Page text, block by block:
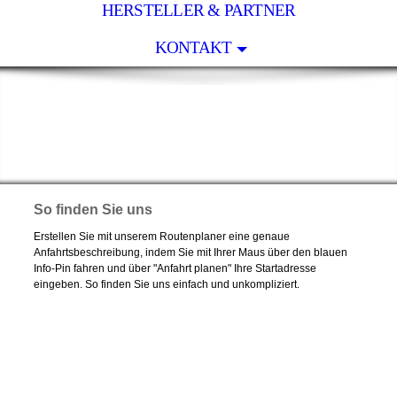
HERSTELLER & PARTNER
KONTAKT
So finden Sie uns
Erstellen Sie mit unserem Routenplaner eine genaue
Anfahrtsbeschreibung, indem Sie mit Ihrer Maus über den blauen
Info-Pin fahren und über "Anfahrt planen" Ihre Startadresse
eingeben. So finden Sie uns einfach und unkompliziert.